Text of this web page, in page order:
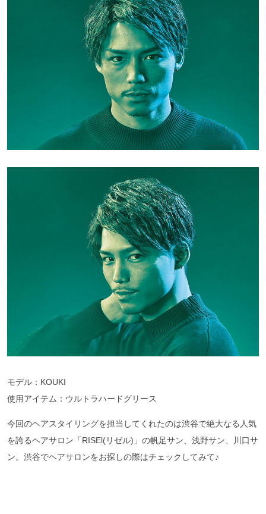
モデル：KOUKI
使用アイテム：ウルトラハードグリース
今回のヘアスタイリングを担当してくれたのは渋谷で絶大なる人気
を誇るヘアサロン「RISEl(リゼル)」の帆足サン、浅野サン、川口サ
ン。渋谷でヘアサロンをお探しの際はチェックしてみて♪